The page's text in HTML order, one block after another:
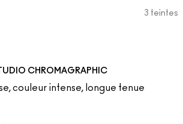
3 teintes
CHROMAGRAPHIC
couleur intense, longue tenue